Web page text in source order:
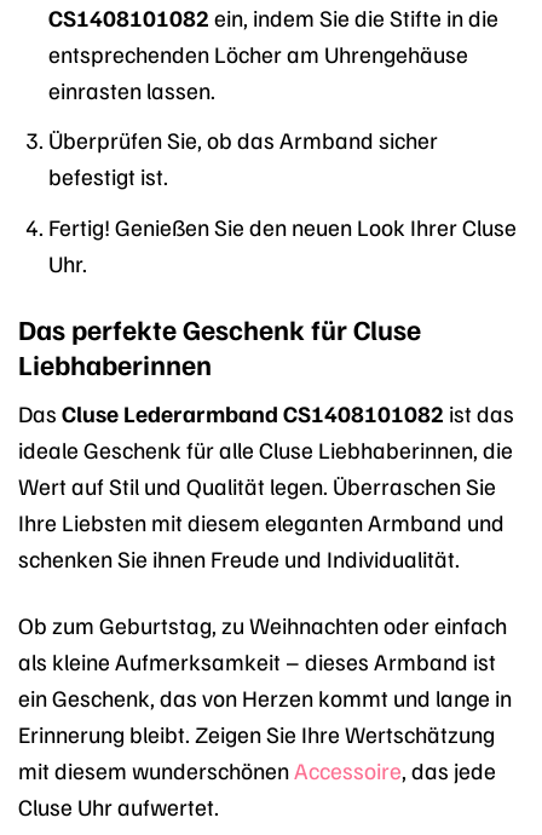
CS1408101082 ein, indem Sie die Stifte in die
entsprechenden Löcher am Uhrengehäuse
einrasten lassen.
Überprüfen Sie, ob das Armband sicher
befestigt ist.
Fertig! Genießen Sie den neuen Look Ihrer Cluse
Uhr.
Das perfekte Geschenk für Cluse
Liebhaberinnen
Das Cluse Lederarmband CS1408101082 ist das
ideale Geschenk für alle Cluse Liebhaberinnen, die
Wert auf Stil und Qualität legen. Überraschen Sie
Ihre Liebsten mit diesem eleganten Armband und
schenken Sie ihnen Freude und Individualität.
Ob zum Geburtstag, zu Weihnachten oder einfach
als kleine Aufmerksamkeit – dieses Armband ist
ein Geschenk, das von Herzen kommt und lange in
Erinnerung bleibt. Zeigen Sie Ihre Wertschätzung
mit diesem wunderschönenAccessoire, das jede
Cluse Uhr aufwertet.